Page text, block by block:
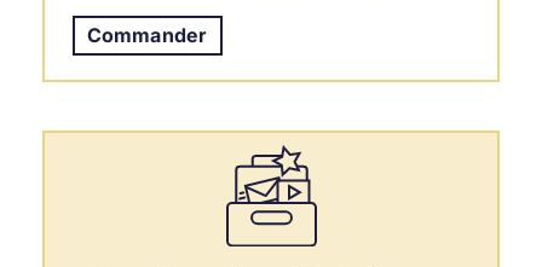
Commander